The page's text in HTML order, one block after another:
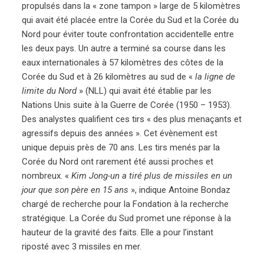
propulsés dans la « zone tampon » large de 5 kilomètres
qui avait été placée entre la Corée du Sud et la Corée du
Nord pour éviter toute confrontation accidentelle entre
les deux pays. Un autre a terminé sa course dans les
eaux internationales à 57 kilomètres des côtes de la
Corée du Sud et à 26 kilomètres au sud de « la ligne de
limite du Nord » (NLL) qui avait été établie par les
Nations Unis suite à la Guerre de Corée (1950 – 1953).
Des analystes qualifient ces tirs « des plus menaçants et
agressifs depuis des années ». Cet évènement est
unique depuis près de 70 ans. Les tirs menés par la
Corée du Nord ont rarement été aussi proches et
nombreux. « Kim Jong-un a tiré plus de missiles en un
jour que son père en 15 ans », indique Antoine Bondaz
chargé de recherche pour la Fondation à la recherche
stratégique. La Corée du Sud promet une réponse à la
hauteur de la gravité des faits. Elle a pour l’instant
riposté avec 3 missiles en mer.